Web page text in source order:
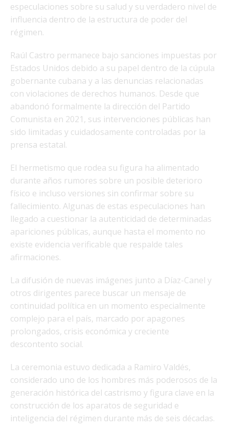
especulaciones sobre su salud y su verdadero nivel de
influencia dentro de la estructura de poder del
régimen.
Raúl Castro permanece bajo sanciones impuestas por
Estados Unidos debido a su papel dentro de la cúpula
gobernante cubana y a las denuncias relacionadas
con violaciones de derechos humanos. Desde que
abandonó formalmente la dirección del Partido
Comunista en 2021, sus intervenciones públicas han
sido limitadas y cuidadosamente controladas por la
prensa estatal.
El hermetismo que rodea su figura ha alimentado
durante años rumores sobre un posible deterioro
físico e incluso versiones sin confirmar sobre su
fallecimiento. Algunas de estas especulaciones han
llegado a cuestionar la autenticidad de determinadas
apariciones públicas, aunque hasta el momento no
existe evidencia verificable que respalde tales
afirmaciones.
La difusión de nuevas imágenes junto a Díaz-Canel y
otros dirigentes parece buscar un mensaje de
continuidad política en un momento especialmente
complejo para el país, marcado por apagones
prolongados, crisis económica y creciente
descontento social.
La ceremonia estuvo dedicada a Ramiro Valdés,
considerado uno de los hombres más poderosos de la
generación histórica del castrismo y figura clave en la
construcción de los aparatos de seguridad e
inteligencia del régimen durante más de seis décadas.